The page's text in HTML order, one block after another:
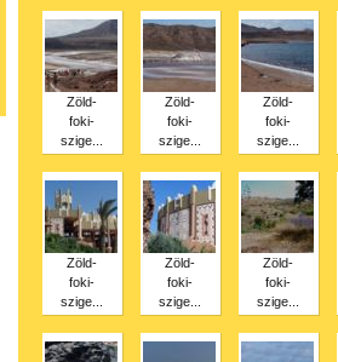
Zöld-
foki-
szige...
Zöld-
foki-
szige...
Zöld-
foki-
szige...
Zöld-
foki-
szige...
Zöld-
foki-
szige...
Zöld-
foki-
szige...